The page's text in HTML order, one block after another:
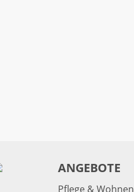
ANGEBOTE
Pflege & Wohnen